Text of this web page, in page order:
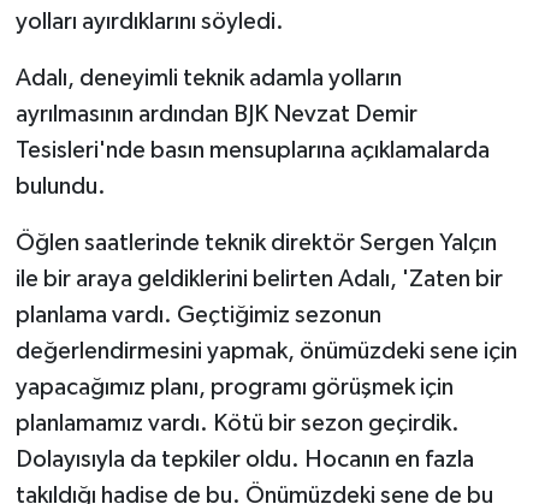
yolları ayırdıklarını söyledi.
Adalı, deneyimli teknik adamla yolların
ayrılmasının ardından BJK Nevzat Demir
Tesisleri'nde basın mensuplarına açıklamalarda
bulundu.
Öğlen saatlerinde teknik direktör Sergen Yalçın
ile bir araya geldiklerini belirten Adalı, 'Zaten bir
planlama vardı. Geçtiğimiz sezonun
değerlendirmesini yapmak, önümüzdeki sene için
yapacağımız planı, programı görüşmek için
planlamamız vardı. Kötü bir sezon geçirdik.
Dolayısıyla da tepkiler oldu. Hocanın en fazla
takıldığı hadise de bu. Önümüzdeki sene de bu